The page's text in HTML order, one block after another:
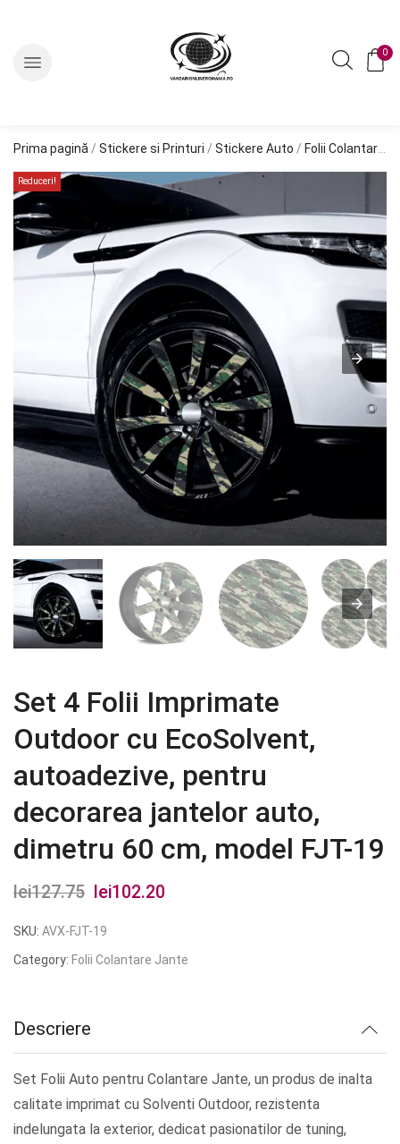
0
Prima pagină / Stickere si Printuri / Stickere Auto / Folii Colantare Jante
Reduceri!
Set 4 Folii Imprimate
Outdoor cu EcoSolvent,
autoadezive, pentru
decorarea jantelor auto,
dimetru 60 cm, model FJT-19
lei127.75
Prețul
inițial
a
lei102.20
este:
SKU: AVX-FJT-19
Category: Folii Colantare Jante
Descriere
Set Folii Auto pentru Colantare Jante, un produs de inalta
calitate imprimat cu Solventi Outdoor, rezistenta
indelungata la exterior, dedicat pasionatilor de tuning,